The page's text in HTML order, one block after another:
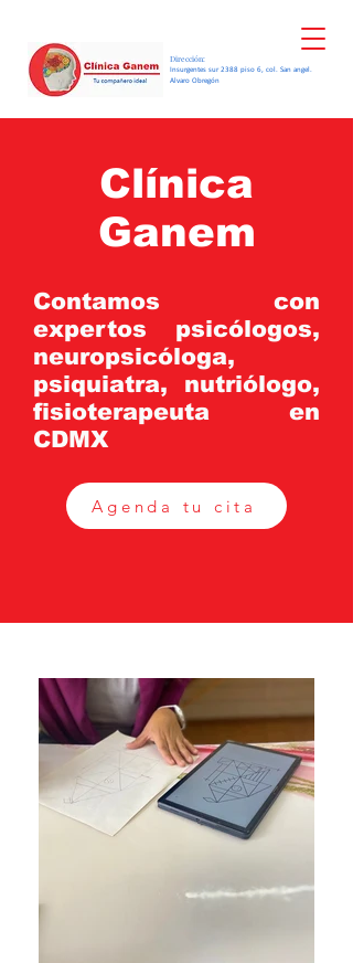
Dirección:
Insurgentes sur 2388 piso 6, col. San angel.
Alvaro Obregón
Clínica
Ganem
Contamos con
expertos psicólogos,
neuropsicóloga,
psiquiatra, nutriólogo,
fisioterapeuta
en
CDMX
Agenda tu cita